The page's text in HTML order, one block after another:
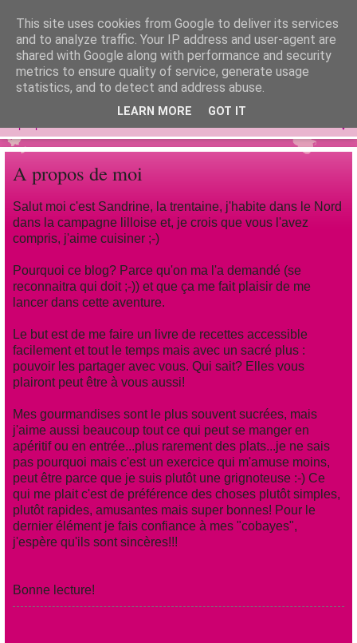
Les gourmandrines
Les gourmandises de Sandrine...
▼
A propos de moi
Salut moi c'est Sandrine, la trentaine, j'habite dans le Nord
dans la campagne lilloise et, je crois que vous l'avez
compris, j'aime cuisiner ;-)
Pourquoi ce blog? Parce qu'on ma l'a demandé (se
reconnaitra qui doit ;-)) et que ça me fait plaisir de me
lancer dans cette aventure.
Le but est de me faire un livre de recettes accessible
facilement et tout le temps mais avec un sacré plus :
pouvoir les partager avec vous. Qui sait? Elles vous
plairont peut être à vous aussi!
Mes gourmandises sont le plus souvent sucrées, mais
j'aime aussi beaucoup tout ce qui peut se manger en
apéritif ou en entrée...plus rarement des plats...je ne sais
pas pourquoi mais c'est un exercice qui m'amuse moins,
peut être parce que je suis plutôt une grignoteuse :-) Ce
qui me plait c'est de préférence des choses plutôt simples,
plutôt rapides, amusantes mais super bonnes! Pour le
dernier élément je fais confiance à mes "cobayes",
j'espère qu'ils sont sincères!!!
Bonne lecture!
This site uses cookies from Google to deliver its services
and to analyze traffic. Your IP address and user-agent are
shared with Google along with performance and security
metrics to ensure quality of service, generate usage
statistics, and to detect and address abuse.
LEARN MORE GOT IT